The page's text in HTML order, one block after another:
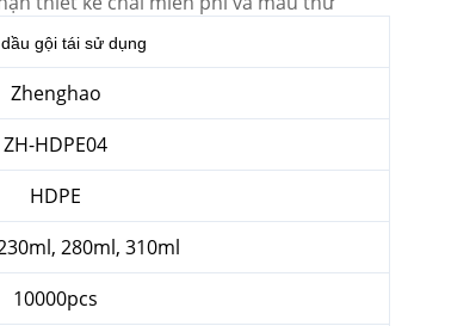
gội tái sử dụng
Zhenghao
ZH-HDPE04
HDPE
280ml, 310ml
10000pcs